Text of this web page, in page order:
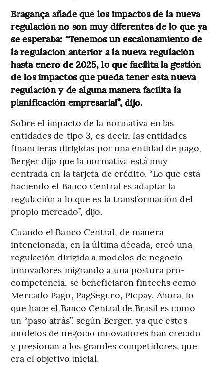
Bragança añade que los impactos de la nueva
regulación no son muy diferentes de lo que ya
se esperaba: “Tenemos un escalonamiento de
la regulación anterior a la nueva regulación
hasta enero de 2025, lo que facilita la gestión
de los impactos que pueda tener esta nueva
regulación y de alguna manera facilita la
planificación empresarial”, dijo.
Sobre el impacto de la normativa en las
entidades de tipo 3, es decir, las entidades
financieras dirigidas por una entidad de pago,
Berger dijo que la normativa está muy
centrada en la tarjeta de crédito. “Lo que está
haciendo el Banco Central es adaptar la
regulación a lo que es la transformación del
propio mercado”, dijo.
Cuando el Banco Central, de manera
intencionada, en la última década, creó una
regulación dirigida a modelos de negocio
innovadores migrando a una postura pro-
competencia, se beneficiaron fintechs como
Mercado Pago, PagSeguro, Picpay. Ahora, lo
que hace el Banco Central de Brasil es como
un “paso atrás”, según Berger, ya que estos
modelos de negocio innovadores han crecido
y presionan a los grandes competidores, que
era el objetivo inicial.